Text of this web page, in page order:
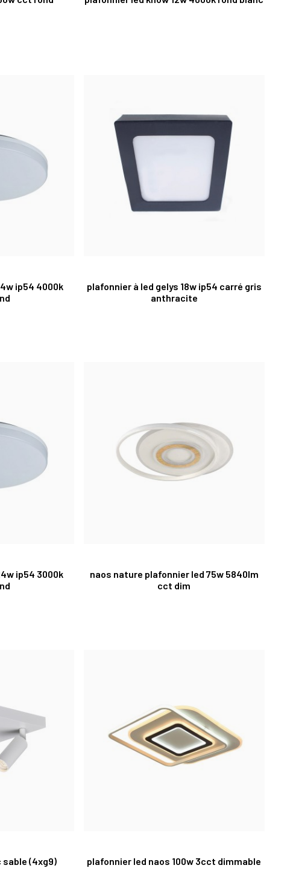
ip54 4000k
plafonnier à led gelys 18w ip54 carré gris
anthracite
ip54 3000k
naos nature plafonnier led 75w 5840lm
cct dim
(4xg9) plafonnier led naos 100w 3cct dimmable